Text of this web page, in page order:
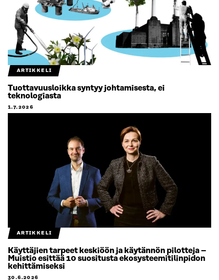
ARTIKKELI
Tuottavuusloikka syntyy johtamisesta, ei
teknologiasta
1.7.2026
ARTIKKELI
Käyttäjien tarpeet keskiöön ja käytännön pilotteja –
Muistio esittää 10 suositusta ekosysteemitilinpidon
kehittämiseksi
30.6.2026